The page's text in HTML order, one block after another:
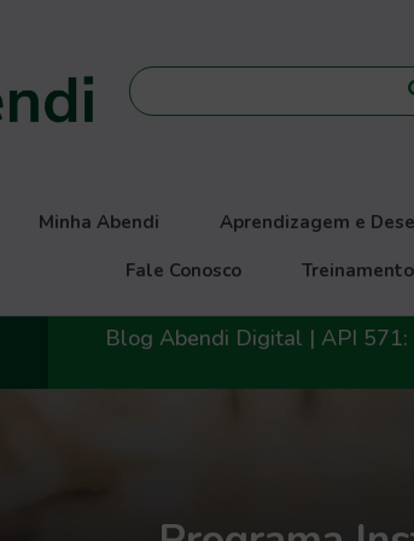
Minha Abendi Aprendizagem e
Fale Conosco
Blog Abendi Digital | API 571: